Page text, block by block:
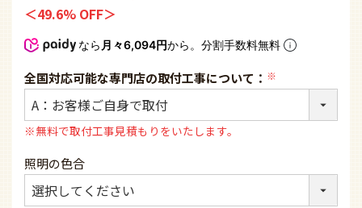
49.6% OFF
なら 月々6,094円から。分割手数料無料
全国対応可能な専門店の取付工事について：
(必
※無料で取付工事見積もりをいたします。
照明の色合